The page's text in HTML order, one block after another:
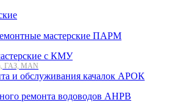
мастерские ПАРМ
с КМУ
ГАЗ, MAN
и обслуживания качалок АРОК
ремонта водоводов АНРВ